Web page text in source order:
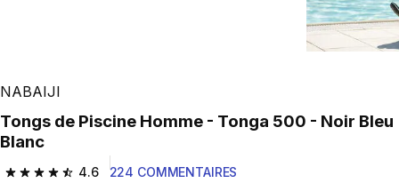
NABAIJI
Tongs de Piscine Homme - Tonga 500 - Noir Bleu
Blanc
4.6
4.6 out of 5 stars from 224 reviews
224 COMMENTAIRES